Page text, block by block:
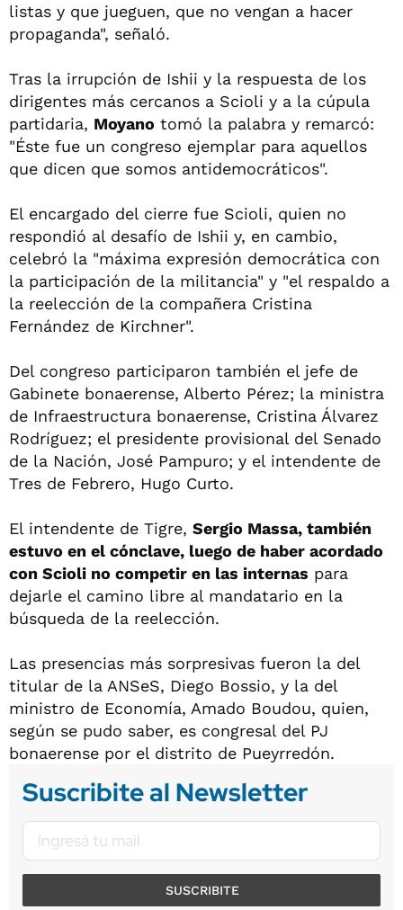
listas y que jueguen, que no vengan a hacer
propaganda", señaló.
Tras la irrupción de Ishii y la respuesta de los
dirigentes más cercanos a Scioli y a la cúpula
partidaria, Moyano tomó la palabra y remarcó:
"Éste fue un congreso ejemplar para aquellos
que dicen que somos antidemocráticos".
El encargado del cierre fue Scioli, quien no
respondió al desafío de Ishii y, en cambio,
celebró la "máxima expresión democrática con
la participación de la militancia" y "el respaldo a
la reelección de la compañera Cristina
Fernández de Kirchner".
Del congreso participaron también el jefe de
Gabinete bonaerense, Alberto Pérez; la ministra
de Infraestructura bonaerense, Cristina Álvarez
Rodríguez; el presidente provisional del Senado
de la Nación, José Pampuro; y el intendente de
Tres de Febrero, Hugo Curto.
El intendente de Tigre, Sergio Massa, también
estuvo en el cónclave, luego de haber acordado
con Scioli no competir en las internas para
dejarle el camino libre al mandatario en la
búsqueda de la reelección.
Las presencias más sorpresivas fueron la del
titular de la ANSeS, Diego Bossio, y la del
ministro de Economía, Amado Boudou, quien,
según se pudo saber, es congresal del PJ
bonaerense por el distrito de Pueyrredón.
Suscribite al Newsletter
SUSCRIBITE